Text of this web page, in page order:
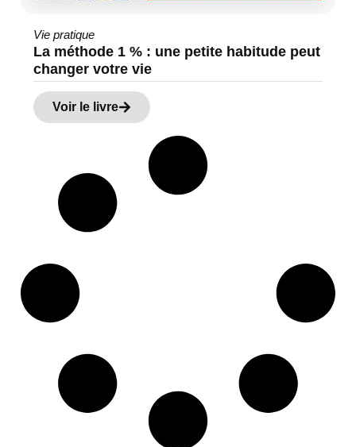
Vie pratique
La méthode 1 % : une petite habitude peut
changer votre vie
Voir le livre